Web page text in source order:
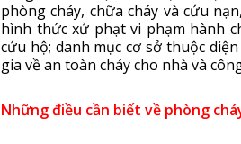
phòng cháy, chữa cháy và cứu
hình thức xử phạt vi phạm hành
cứu hộ; danh mục cơ sở thuộc
gia về an toàn cháy cho nhà và
Những điều cần biết về phòng